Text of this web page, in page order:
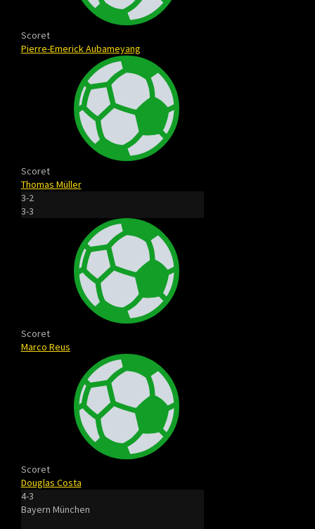
Scoret
Pierre-Emerick Aubameyang
Scoret
Thomas Müller
3-2
3-3
Scoret
Marco Reus
Scoret
Douglas Costa
4-3
Bayern München